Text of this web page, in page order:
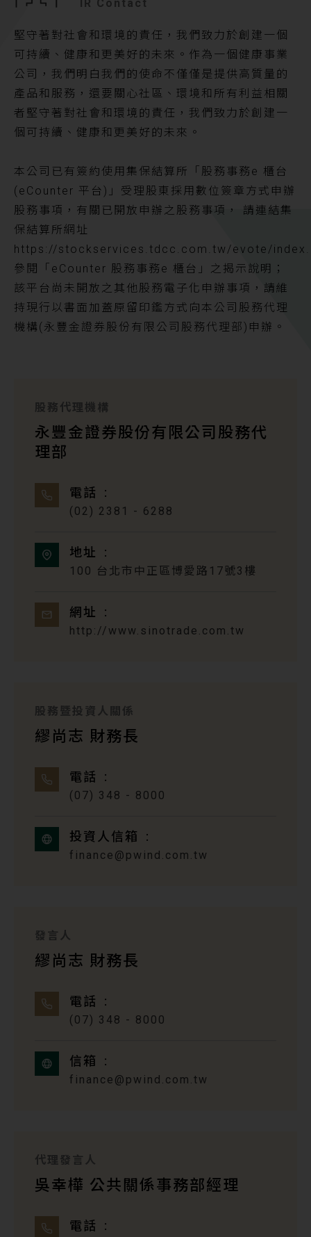
IR Contact
堅守著對社會和環境的責任，我們致力於創建一個
可持續、健康和更美好的未來。作為一個健康事業
公司，我們明白我們的使命不僅僅是提供高質量的
產品和服務，還要關心社區、環境和所有利益相關
者堅守著對社會和環境的責任，我們致力於創建一
個可持續、健康和更美好的未來。
本公司已有簽約使用集保結算所「股務事務e 櫃台
(eCounter 平台)」受理股東採用數位簽章方式申辦
股務事項，有關已開放申辦之股務事項， 請連結集
保結算所網址
https://stockservices.tdcc.com.tw/evote/
參閱「eCounter 股務事務e 櫃台」之揭示說明；
該平台尚未開放之其他股務電子化申辦事項，請維
持現行以書面加蓋原留印鑑方式向本公司股務代理
機構(永豐金證券股份有限公司股務代理部)申辦。
股務代理機構
永豐金證券股份有限公司股務代
理部
電話
(02) 2381 - 6288
地址
100 台北市中正區博愛路17號3樓
網址
http://www.sinotrade.com.tw
股務暨投資人關係
繆尚志 財務長
電話
(07) 348 - 8000
投資人信箱
finance@pwind.com.tw
發言人
繆尚志 財務長
電話
(07) 348 - 8000
信箱
finance@pwind.com.tw
代理發言人
吳幸樺 公共關係事務部經理
電話